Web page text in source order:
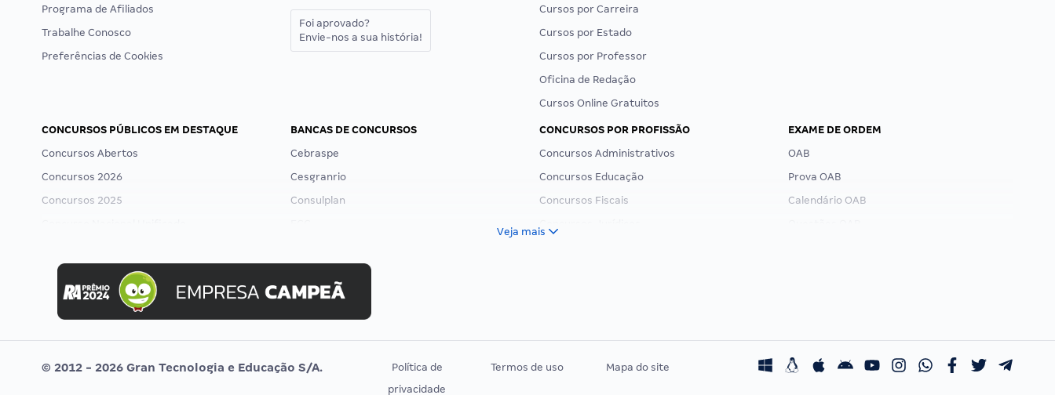
Programa de Afiliados
Trabalhe Conosco
Preferências de Cookies
Foi aprovado?
Envie-nos a sua história!
Cursos por Carreira
Cursos por Estado
Cursos por Professor
Oficina de Redação
Cursos Online Gratuitos
CONCURSOS PÚBLICOS EM DESTAQUE
Concursos Abertos
Concursos 2026
Concursos 2025
Concurso MPU
Editais publicados
BANCAS DE CONCURSOS
Cebraspe
Cesgranrio
Consulplan
Selecon
Uniase
Vunesp
CONCURSOS POR PROFISSÃO
Concursos Administrativos
Concursos Educação
Concursos Fiscais
Residência Multiprofissional
EXAME DE ORDEM
OAB
Prova OAB
Calendário OAB
Veja mais
© 2012 - 2026 Gran Tecnologia e Educação S/A.
Política de
privacidade
Termos de uso Mapa do site